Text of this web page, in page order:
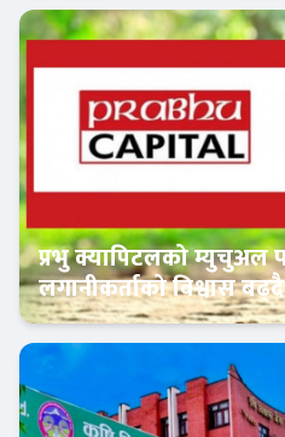
Banner News
Banner News
प्रभु क्यापिटलको म्युचुअल
लगानीकर्ताको विश्वास बढ्दै